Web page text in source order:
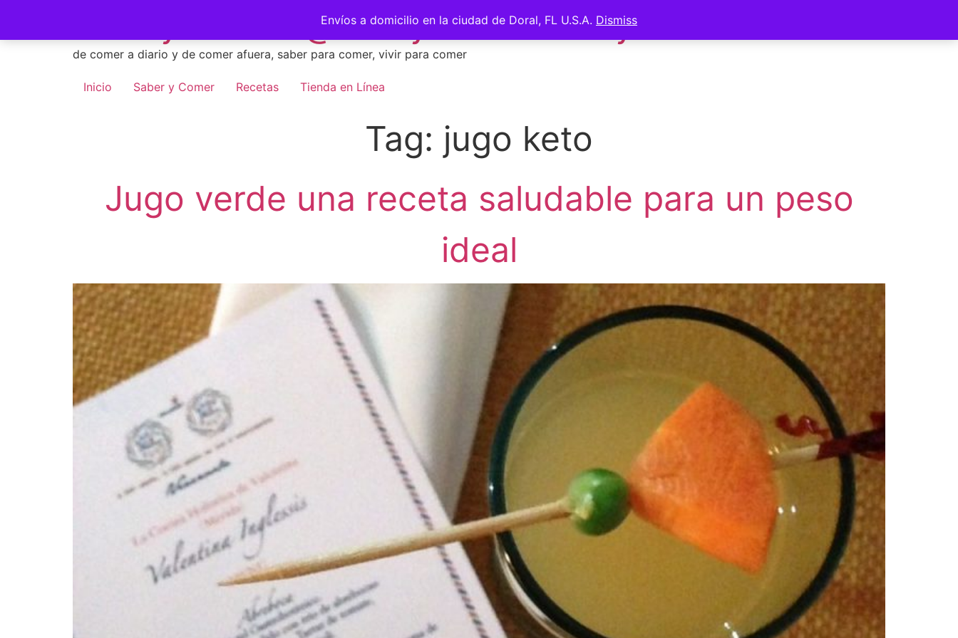
Envíos a domicilio en la ciudad de Doral, FL U.S.A. Dismiss
content
Saber y Comer - @saberycomer #saberycomer
de comer a diario y de comer afuera, saber para comer, vivir para comer
Inicio Saber y Comer Recetas Tienda en Línea
Tag: jugo keto
Jugo verde una receta saludable para un peso
ideal